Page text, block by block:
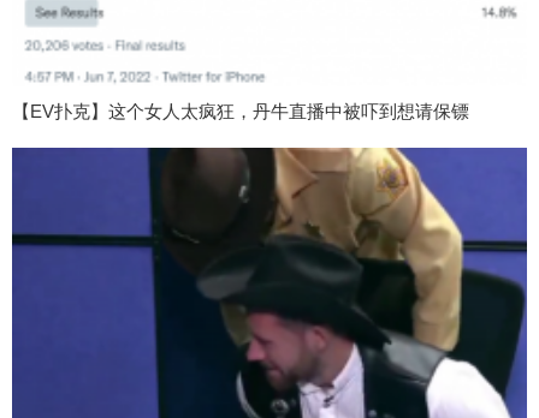
【EV扑克】这个女人太疯狂，丹牛直播中被吓到想请保镖